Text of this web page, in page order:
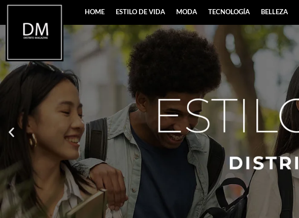
HOME ESTILO DE VIDA MODA TECNOLOGÍA BELLEZA